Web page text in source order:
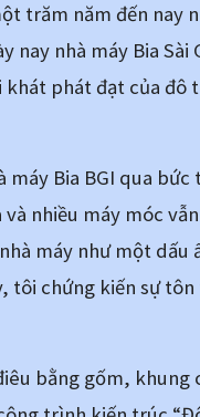
trăm năm đến nay
nay nhà máy Bia Sài
phát đạt của đô
máy Bia BGI qua bức
nhiều máy móc
máy như một dấu
tôi chứng kiến sự
bằng gốm, khung